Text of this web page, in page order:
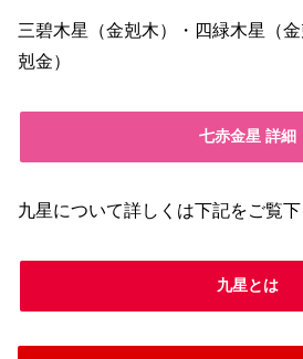
三碧木星（金剋木）・四緑木星（
剋金）
七赤金星 詳細
九星について詳しくは下記をご覧下
九星とは